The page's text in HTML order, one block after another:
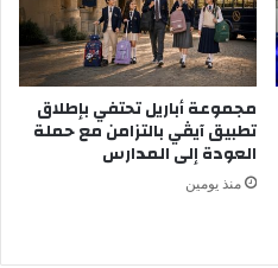
مجموعة أباريل تحتفي بإطلاق
تطبيق آيڤي بالتزامن مع حملة
العودة إلى المدارس
منذ يومين